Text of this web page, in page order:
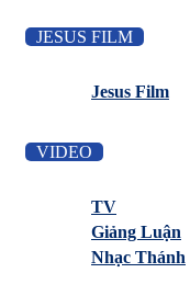
JESUS FILM
Jesus Film
VIDEO
TV
Giảng Luận
Nhạc Thánh